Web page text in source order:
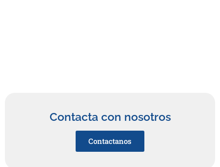
Contacta con nosotros
Contactanos